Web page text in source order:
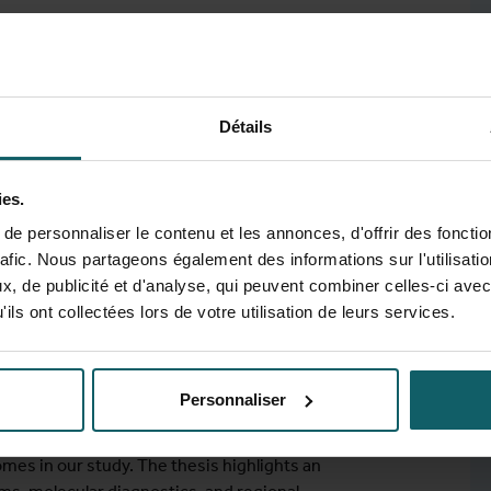
Détails
personnaliser le contenu et les annonces, d'offrir des
Nous partageons également des informations sur
de publicité et d'analyse, qui peuvent combiner celles-ci
ont collectées lors de votre utilisation de leurs services.
Personnaliser
Coast, Ghana)
detected in West Africa, yet their
settings remains unclear. This thesis
diagnostic challenges, and clinical
analyses, MDR/RR-TB cohort
Niger. Findings reveal diagnostic gaps,
and limited species-level and molecular
its clinical relevance was often
in our study. The thesis highlights an